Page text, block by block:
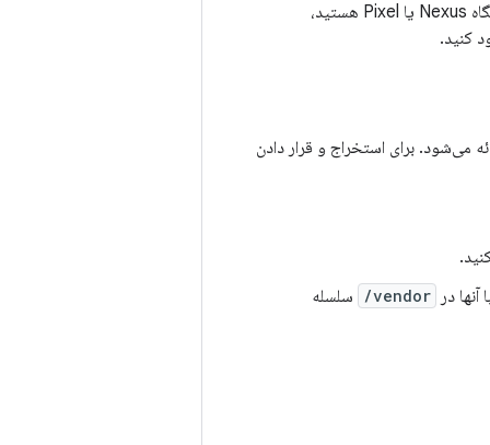
اگر در حال دانلود و ساخت یک شاخه برچسب‌گذاری شده، غیر اصلی، و ساخت برای یک دستگاه Nexus یا Pixel هستید،
کنید.
می‌شود. برای استخراج و قرار دادن
در vendor/ سلسله